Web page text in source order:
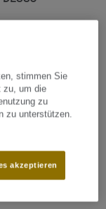
einiges getan –
Änderungen:
stimmen Sie
zu, um die
zu
zu unterstützen.
akzeptieren